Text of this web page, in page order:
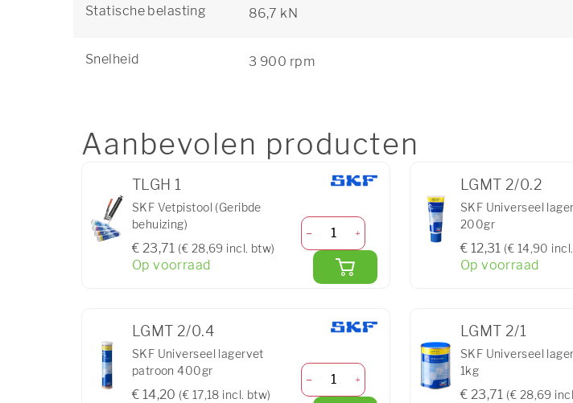
Statische belasting 86,7 kN
Snelheid 3 900 rpm
Aanbevolen producten
TLGH 1
SKF Vetpistool (Geribde
behuizing)
€ 23,71 (€ 28,69 incl. btw)
Op voorraad
LGMT 2/0.2
SKF Universeel
200gr
€ 12,31 (€ 14,90
Op voorraad
LGMT 2/0.4
SKF Universeel lagervet
patroon 400gr
€ 14,20 (€ 17,18 incl. btw)
LGMT 2/1
SKF Universeel
1kg
€ 23,71 (€ 28,69